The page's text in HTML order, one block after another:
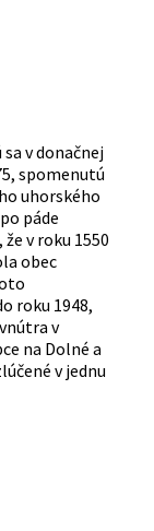
v donačnej
spomenutú
uhorského
páde
v roku 1550
obec
roku 1948,
v
na Dolné a
v jednu